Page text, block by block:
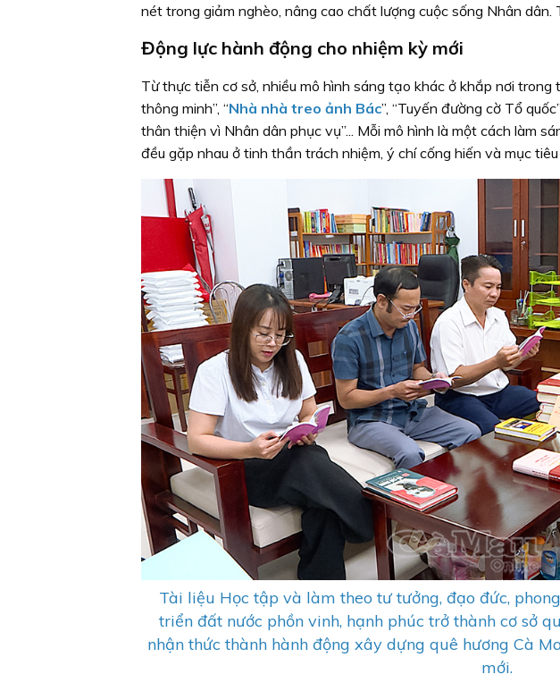
nét trong giảm nghèo, nâng cao chất lượng cuộc sống Nhân
Động lực hành động cho nhiệm kỳ mới
Từ thực tiễn cơ sở, nhiều mô hình sáng tạo khác ở khắp nơi
thông minh”, “Nhà nhà treo ảnh Bác”, “Tuyến đường cờ Tổ
thân thiện vì Nhân dân phục vụ”... Mỗi mô hình là một cách làm
đều gặp nhau ở tinh thần trách nhiệm, ý chí cống hiến và mục
Tài liệu Học tập và làm theo tư tưởng, đạo đức,
triển đất nước phồn vinh, hạnh phúc trở thành cơ sở
nhận thức thành hành động xây dựng quê hương Cà
mới.